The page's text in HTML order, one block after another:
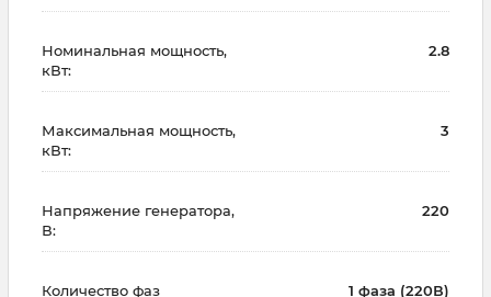
Номинальная мощность,
кВт:
2.8
Максимальная мощность,
кВт:
3
Напряжение генератора,
В:
220
Количество фаз 1 фаза (220В)